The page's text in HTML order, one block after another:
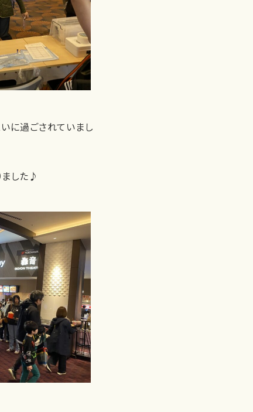
に過ごされていまし
ました♪